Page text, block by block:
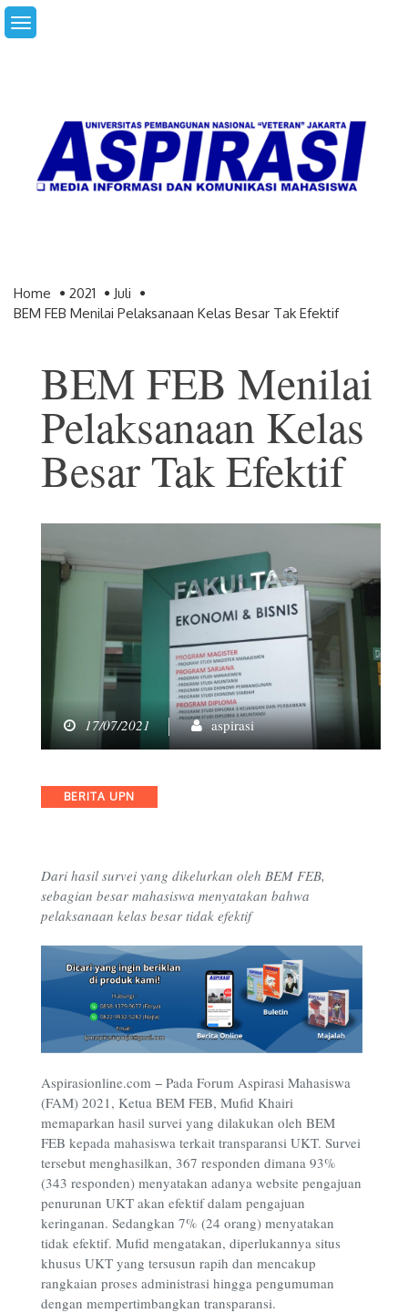
Skip
to
Home 2021
Juli
BEM FEB Menilai Pelaksanaan Kelas Besar Tak Efektif
BEM FEB Menilai
Pelaksanaan Kelas
Besar Tak Efektif
17/07/2021 aspirasi
Categories
BERITA UPN
Dari hasil survei yang dikelurkan oleh BEM FEB,
sebagian besar mahasiswa menyatakan bahwa
pelaksanaan kelas besar tidak efektif
Aspirasionline.com − Pada Forum Aspirasi Mahasiswa
(FAM) 2021, Ketua BEM FEB, Mufid Khairi
memaparkan hasil survei yang dilakukan oleh BEM
FEB kepada mahasiswa terkait transparansi UKT. Survei
tersebut menghasilkan, 367 responden dimana 93%
(343 responden) menyatakan adanya website pengajuan
penurunan UKT akan efektif dalam pengajuan
keringanan. Sedangkan 7% (24 orang) menyatakan
tidak efektif. Mufid mengatakan, diperlukannya situs
khusus UKT yang tersusun rapih dan mencakup
rangkaian proses administrasi hingga pengumuman
dengan mempertimbangkan transparansi.